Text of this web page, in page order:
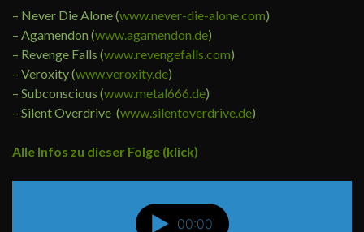
– Never Die Alone (www.never-die-alone.com)
– Agamendon (www.agamendon.de)
– Revenge Falls (www.revengefalls.com)
– Veroxity (www.veroxity.de)
– Subconscious (www.metal666.de)
– Silent Overdrive (www.silentoverdrive.de)
Alle Infos zu dieser Folge (klick)